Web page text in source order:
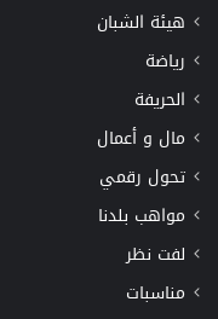
هيئة الشبان
رياضة
الحريفة
مال و أعمال
تحول رقمي
مواهب بلدنا
لفت نظر
مناسبات